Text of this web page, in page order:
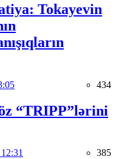
Tokayevin
434
“TRIPP”lərini
385